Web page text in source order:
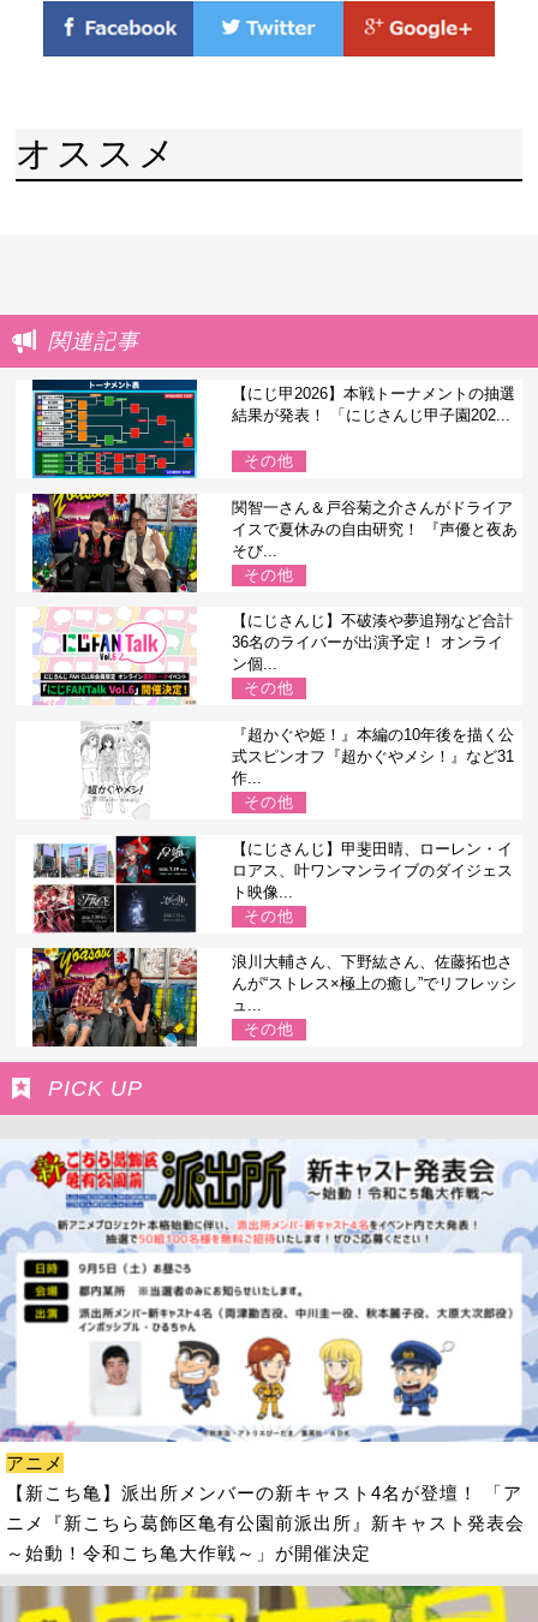
オススメ
関連記事
【にじ甲2026】本戦トーナメントの抽選
結果が発表！ 「にじさんじ甲子園202...
その他
関智一さん＆戸谷菊之介さんがドライア
イスで夏休みの自由研究！ 『声優と夜あ
そび...
その他
【にじさんじ】不破湊や夢追翔など合計
36名のライバーが出演予定！ オンライ
ン個...
その他
『超かぐや姫！』本編の10年後を描く公
式スピンオフ『超かぐやメシ！』など31
作...
その他
【にじさんじ】甲斐田晴、ローレン・イ
ロアス、叶ワンマンライブのダイジェス
ト映像...
その他
浪川大輔さん、下野紘さん、佐藤拓也さ
んが“ストレス×極上の癒し”でリフレッシ
ュ...
その他
PICK UP
アニメ
【新こち亀】派出所メンバーの新キャスト4名が登壇！ 「ア
ニメ『新こちら葛飾区亀有公園前派出所』新キャスト発表会
～始動！令和こち亀大作戦～」が開催決定